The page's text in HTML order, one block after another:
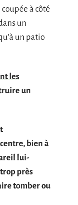
à côté
un
un patio
les
un
bien à
lui-
près
tomber ou